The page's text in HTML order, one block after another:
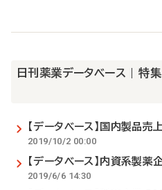
日刊薬業データベース | 特集
【データベース】国内製品売
2019/10/2 00:00
【データベース】内資系製
2019/6/6 14:30